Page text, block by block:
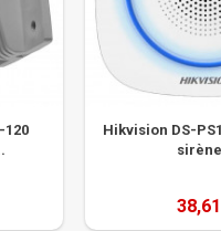
120
Hikvision DS-